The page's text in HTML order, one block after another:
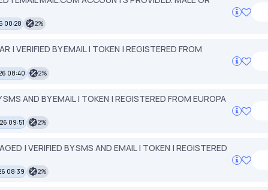
00:28 2%
| VERIFIED BY EMAIL | TOKEN | REGISTERED FROM
08:40 2%
AND BY EMAIL | TOKEN | REGISTERED FROM EUROPA
09:51 2%
| VERIFIED BY SMS AND EMAIL | TOKEN | REGISTERED
08:39 2%